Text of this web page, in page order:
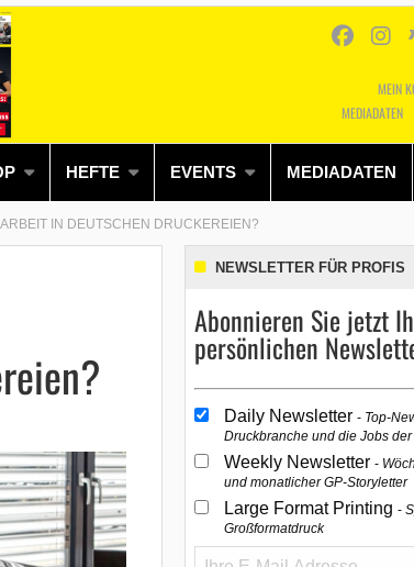
MEIN
MEDIADATEN
HEFTE EVENTS MEDIADATEN
Alles Shop
IN DEUTSCHEN DRUCKEREIEN?
NEWSLETTER FÜR PROFIS
Abonnieren Sie jetzt
persönlichen
Daily Newsletter Top-
Druckbranche und die Jobs
Weekly Newsletter
und monatlicher GP-Storyletter
Large Format Printing
Großformatdruck